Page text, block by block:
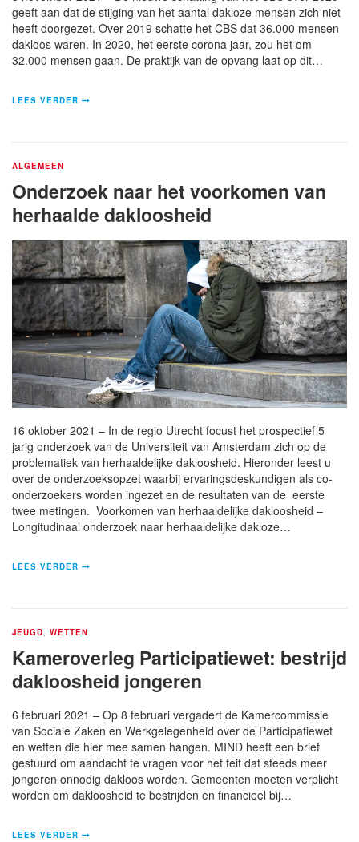
geeft aan dat de stijging van het aantal dakloze mensen zich niet
heeft doorgezet. Over 2019 schatte het CBS dat 36.000 mensen
dakloos waren. In 2020, het eerste corona jaar, zou het om
32.000 mensen gaan. De praktijk van de opvang laat op dit…
LEES VERDER
ALGEMEEN
Onderzoek naar het voorkomen van
herhaalde dakloosheid
16 oktober 2021 – In de regio Utrecht focust het prospectief 5
jarig onderzoek van de Universiteit van Amsterdam zich op de
problematiek van herhaaldelijke dakloosheid. Hieronder leest u
over de onderzoeksopzet waarbij ervaringsdeskundigen als co-
onderzoekers worden ingezet en de resultaten van de eerste
twee metingen. Voorkomen van herhaaldelijke dakloosheid –
Longitudinaal onderzoek naar herhaaldelijke dakloze…
LEES VERDER
JEUGD, WETTEN
Kameroverleg Participatiewet: bestrijd
dakloosheid jongeren
6 februari 2021 – Op 8 februari vergadert de Kamercommissie
van Sociale Zaken en Werkgelegenheid over de Participatiewet
en wetten die hier mee samen hangen. MIND heeft een brief
gestuurd om aandacht te vragen voor het feit dat steeds meer
jongeren onnodig dakloos worden. Gemeenten moeten verplicht
worden om dakloosheid te bestrijden en financieel bij…
LEES VERDER